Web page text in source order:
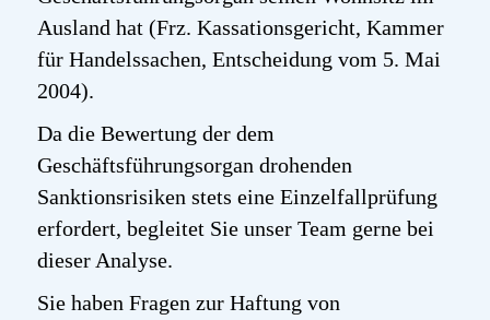
Ausland hat (Frz. Kassationsgericht, Kammer
für Handelssachen, Entscheidung vom 5. Mai
2004).
Da die Bewertung der dem
Geschäftsführungsorgan drohenden
Sanktionsrisiken stets eine Einzelfallprüfung
erfordert, begleitet Sie unser Team gerne bei
dieser Analyse.
Sie haben Fragen zur Haftung von